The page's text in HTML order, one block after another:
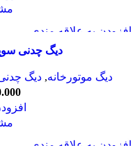
افزودن به علاقه مندی
دیگ چدنی سوپر 300 شوفاژکار 6
دیگ موتورخانه,دیگ
افزودن به علاقه مندی